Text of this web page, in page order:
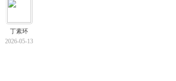
丁素环
2026-05-13